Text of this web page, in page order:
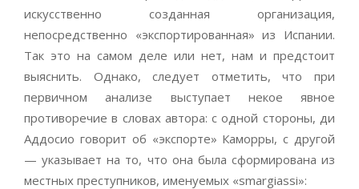
искусственно созданная организация,
непосредственно «экспортированная» из Испании.
Так это на самом деле или нет, нам и предстоит
выяснить. Однако, следует отметить, что при
первичном анализе выступает некое явное
противоречие в словах автора: с одной стороны, ди
Аддосио говорит об «экспорте» Каморры, с другой
— указывает на то, что она была сформирована из
местных преступников, именуемых «smargiassi»: